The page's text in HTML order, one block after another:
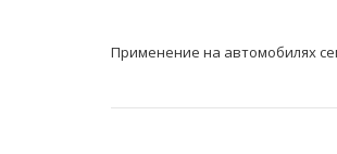
Применение на автомобилях